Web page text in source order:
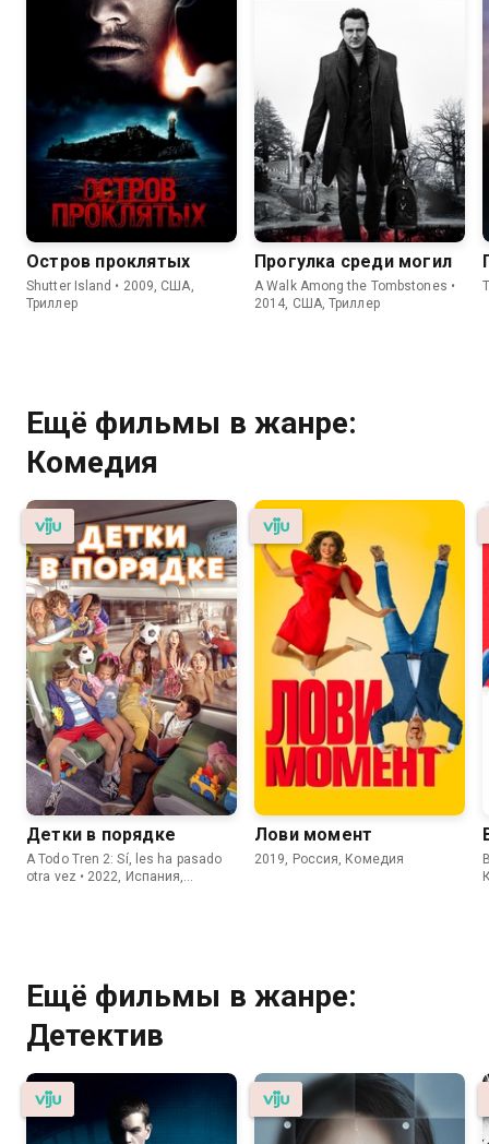
Остров проклятых
Shutter Island • 2009, США,
Триллер
Прогулка среди могил
A Walk Among the Tombstones •
2014, США, Триллер
Ещё фильмы в жанре:
Комедия
Детки в порядке
A Todo Tren 2: Sí, les ha pasado
otra vez • 2022, Испания,
Лови момент
2019, Россия, Комедия
Ещё фильмы в жанре:
Детектив